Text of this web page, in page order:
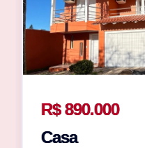
R$ 890.000
Casa